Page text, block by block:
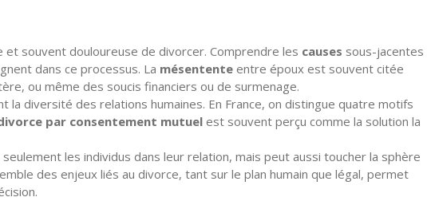
et souvent douloureuse de divorcer. Comprendre les causes sous-jacentes
dans ce processus. La mésentente entre époux est souvent citée
ou même des soucis financiers ou de surmenage.
diversité des relations humaines. En France, on distingue quatre motifs
par consentement mutuelest souvent perçu comme la solution la
les individus dans leur relation, mais peut aussi toucher la sphère
des enjeux liés au divorce, tant sur le plan humain que légal, permet